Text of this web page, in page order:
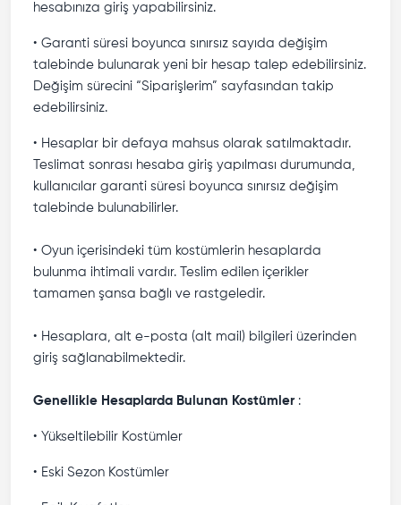
hesabınıza giriş yapabilirsiniz.
• Garanti süresi boyunca sınırsız sayıda değişim
talebinde bulunarak yeni bir hesap talep edebilirsiniz.
Değişim sürecini “Siparişlerim” sayfasından takip
edebilirsiniz.
• Hesaplar bir defaya mahsus olarak satılmaktadır.
Teslimat sonrası hesaba giriş yapılması durumunda,
kullanıcılar garanti süresi boyunca sınırsız değişim
talebinde bulunabilirler.
• Oyun içerisindeki tüm kostümlerin hesaplarda
bulunma ihtimali vardır. Teslim edilen içerikler
tamamen şansa bağlı ve rastgeledir.
• Hesaplara, alt e-posta (alt mail) bilgileri üzerinden
giriş sağlanabilmektedir.
Genellikle Hesaplarda Bulunan Kostümler :
• Yükseltilebilir Kostümler
• Eski Sezon Kostümler